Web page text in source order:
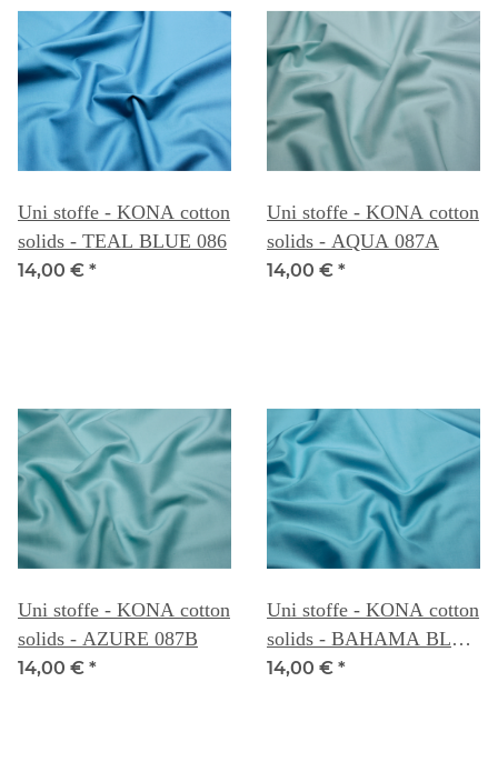
Uni stoffe - KONA cotton
solids - TEAL BLUE 086
14,00 € *
Uni stoffe - KONA cotton
solids - AQUA 087A
14,00 € *
Uni stoffe - KONA cotton
solids - AZURE 087B
14,00 € *
Uni stoffe - KONA cotton
solids - BAHAMA BLUE
088
14,00 € *